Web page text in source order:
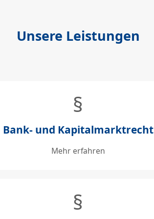
Unsere Leistungen
§
Bank- und Kapitalmarktrecht
Mehr erfahren
§